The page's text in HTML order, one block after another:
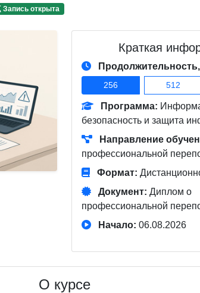
Запись открыта
Краткая
Продолжительность,
256 512
Программа:
безопасность и защита
Направление
профессиональной
Формат:
Документ: Диплом о
профессиональной
Начало: 06.08.2026
О курсе